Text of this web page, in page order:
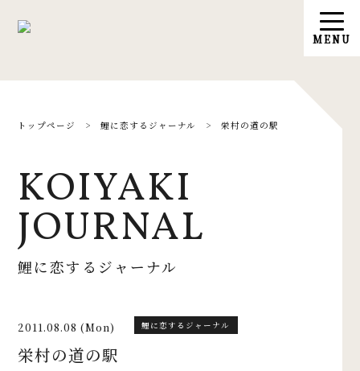
トップページ >鯉に恋するジャーナル >栄村の道の駅
KOIYAKI
JOURNAL
鯉に恋するジャーナル
2011.08.08 (Mon) 鯉に恋するジャーナル
栄村の道の駅